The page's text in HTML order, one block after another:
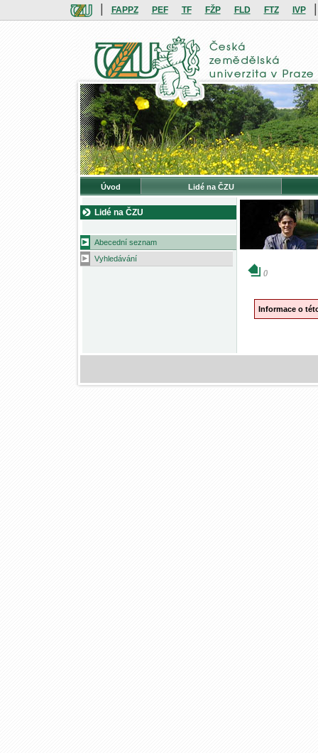
FAPPZ PEF TF FŽP FLD FTZ IVP
Úvod Lidé na ČZU
Lidé na ČZU
Abecední seznam
Vyhledávání
()
Informace o